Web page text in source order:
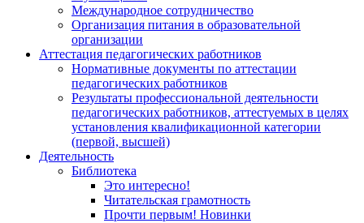
Международное сотрудничество
Организация питания в образовательной
организации
Аттестация педагогических работников
Нормативные документы по аттестации
педагогических работников
Результаты профессиональной деятельности
педагогических работников, аттестуемых в целях
установления квалификационной категории
(первой, высшей)
Деятельность
Библиотека
Это интересно!
Читательская грамотность
Прочти первым! Новинки